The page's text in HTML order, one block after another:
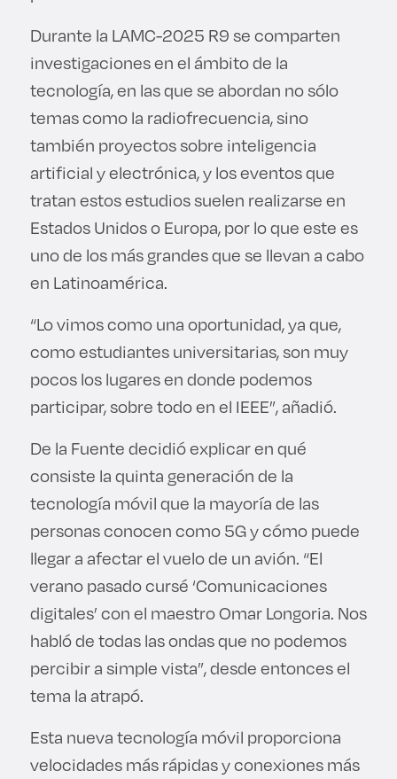
Durante la LAMC-2025 R9 se comparten
investigaciones en el ámbito de la
tecnología, en las que se abordan no sólo
temas como la radiofrecuencia, sino
también proyectos sobre inteligencia
artificial y electrónica, y los eventos que
tratan estos estudios suelen realizarse en
Estados Unidos o Europa, por lo que este es
uno de los más grandes que se llevan a cabo
en Latinoamérica.
“Lo vimos como una oportunidad, ya que,
como estudiantes universitarias, son muy
pocos los lugares en donde podemos
participar, sobre todo en el IEEE”, añadió.
De la Fuente decidió explicar en qué
consiste la quinta generación de la
tecnología móvil que la mayoría de las
personas conocen como 5G y cómo puede
llegar a afectar el vuelo de un avión. “El
verano pasado cursé ‘Comunicaciones
digitales’ con el maestro Omar Longoria. Nos
habló de todas las ondas que no podemos
percibir a simple vista”, desde entonces el
tema la atrapó.
Esta nueva tecnología móvil proporciona
velocidades más rápidas y conexiones más